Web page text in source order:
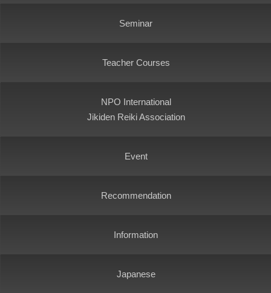
Seminar
Teacher Courses
NPO International
Jikiden Reiki Association
Event
Recommendation
Information
Japanese